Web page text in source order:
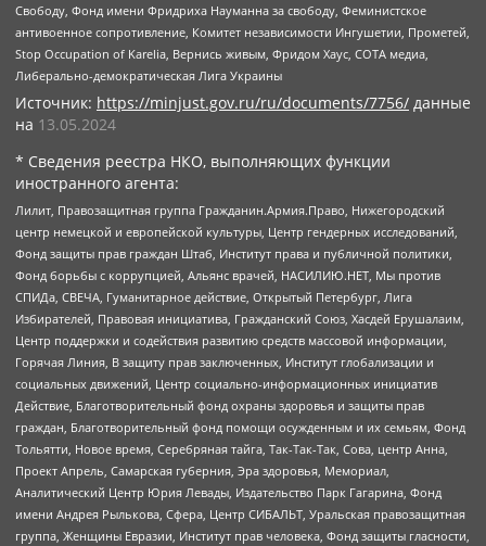
Свободу, Фонд имени Фридриха Науманна за свободу, Феминистское
антивоенное сопротивление, Комитет независимости Ингушетии, Прометей,
Stop Occupation of Karelia, Вернись живым, Фридом Хаус, СОТА медиа,
Либерально-демократическая Лига Украины
Источник: https://minjust.gov.ru/ru/documents/7756/ данные
на 13.05.2024
* Сведения реестра НКО, выполняющих функции
иностранного агента:
Лилит, Правозащитная группа Гражданин.Армия.Право, Нижегородский
центр немецкой и европейской культуры, Центр гендерных исследований,
Фонд защиты прав граждан Штаб, Институт права и публичной политики,
Фонд борьбы с коррупцией, Альянс врачей, НАСИЛИЮ.НЕТ, Мы против
СПИДа, СВЕЧА, Гуманитарное действие, Открытый Петербург, Лига
Избирателей, Правовая инициатива, Гражданский Союз, Хасдей Ерушалаим,
Центр поддержки и содействия развитию средств массовой информации,
Горячая Линия, В защиту прав заключенных, Институт глобализации и
социальных движений, Центр социально-информационных инициатив
Действие, Благотворительный фонд охраны здоровья и защиты прав
граждан, Благотворительный фонд помощи осужденным и их семьям, Фонд
Тольятти, Новое время, Серебряная тайга, Так-Так-Так, Сова, центр Анна,
Проект Апрель, Самарская губерния, Эра здоровья, Мемориал,
Аналитический Центр Юрия Левады, Издательство Парк Гагарина, Фонд
имени Андрея Рылькова, Сфера, Центр СИБАЛЬТ, Уральская правозащитная
группа, Женщины Евразии, Институт прав человека, Фонд защиты гласности,